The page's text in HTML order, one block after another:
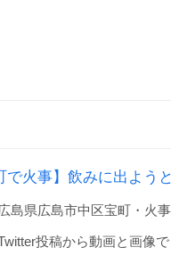
で火事】飲みに出よう
島県広島市中区宝町・火
投稿から動画と画像で